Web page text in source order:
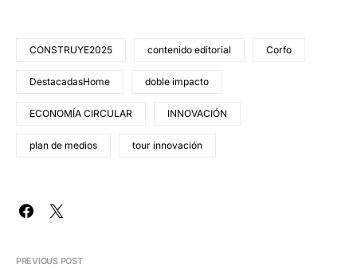
CONSTRUYE2025 contenido editorial Corfo
DestacadasHome doble impacto
ECONOMÍA CIRCULAR INNOVACIÓN
plan de medios tour innovación
PREVIOUS POST